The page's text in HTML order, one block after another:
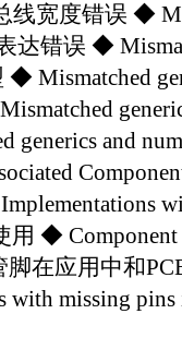
线宽度错误 ◆
达错误 ◆
Mismatched
and
◆ Component
脚在应用中和
with missing pins